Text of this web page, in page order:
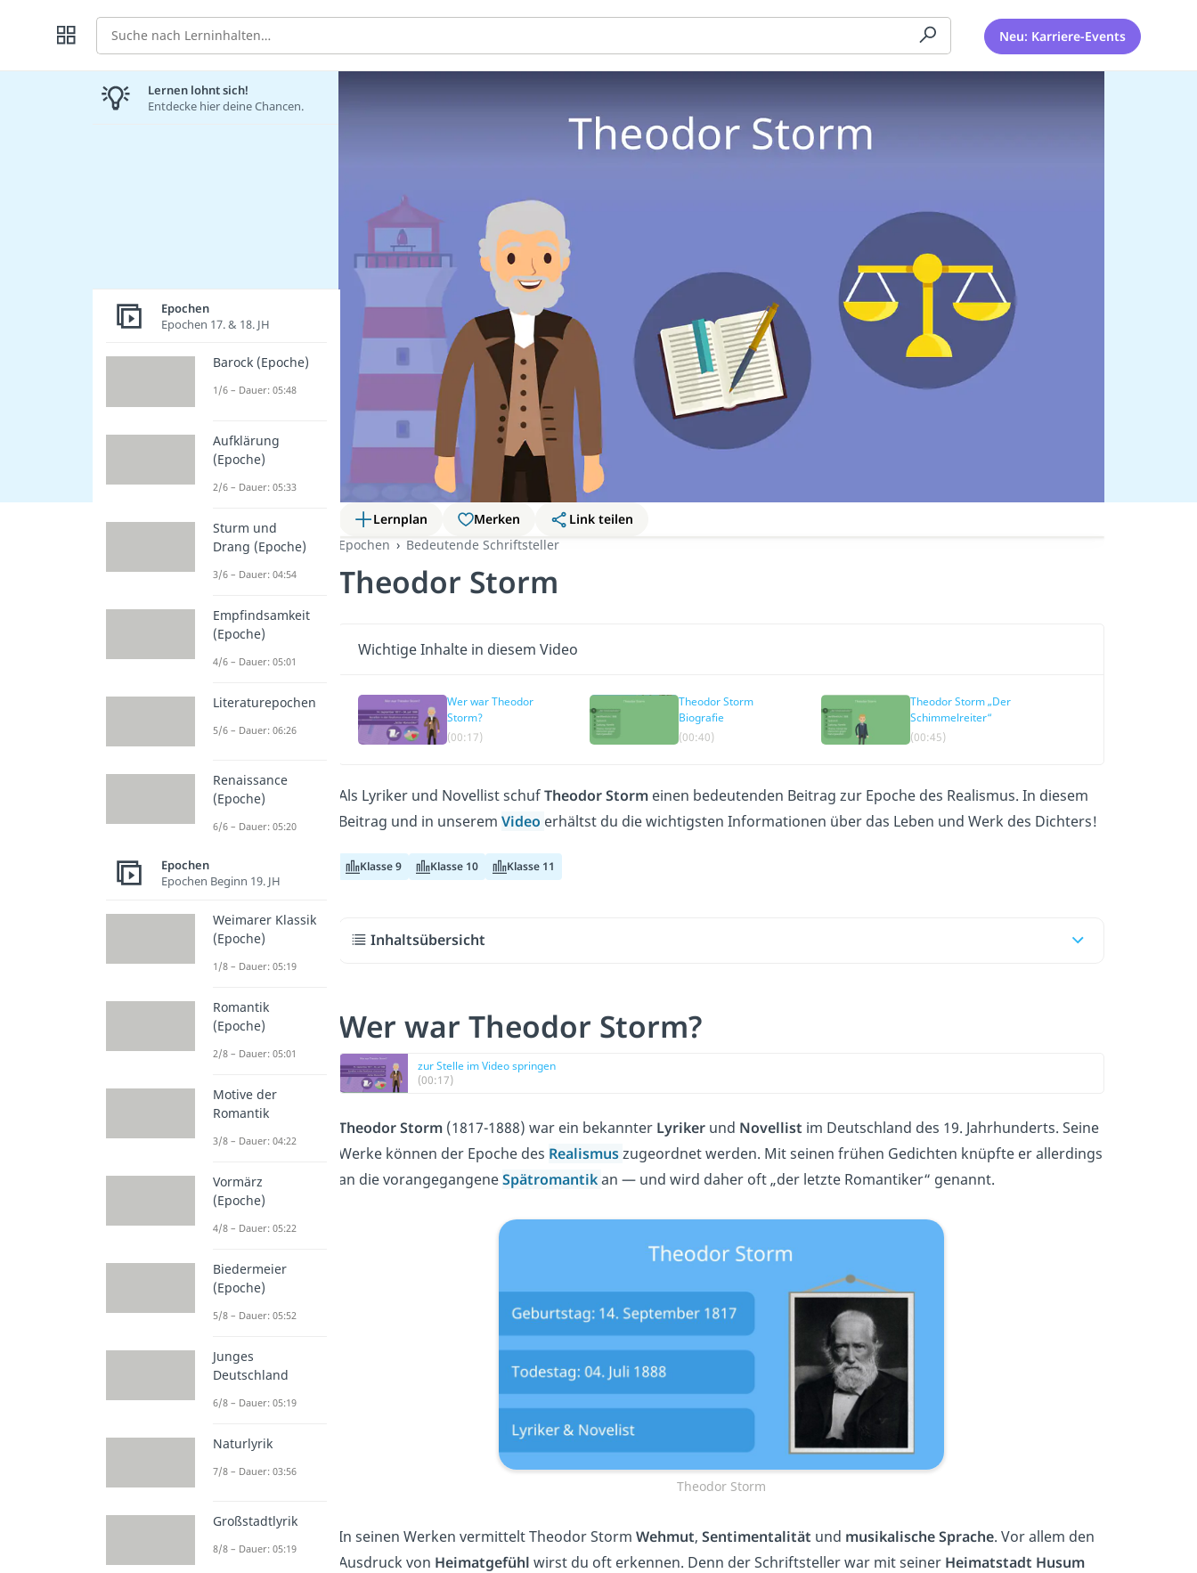
Suche Neu: Karriere-Events
Lernplan Merken
Link teilen
Epochen
Bedeutende Schriftsteller
Theodor Storm
Wichtige Inhalte in diesem Video
Wer war Theodor
Storm?
(00:17)
Theodor Storm
Biografie
(00:40)
Theodor Storm „Der
Schimmelreiter“
(00:45)
Als Lyriker und Novellist schufTheodor Storm einen bedeutenden Beitrag zur Epoche des Realismus. In diesem
Beitrag und in unserem Video erhältst du die wichtigsten Informationen über das Leben und Werk des Dichters!
Klasse 9 Klasse 10 Klasse 11
Inhaltsübersicht
Wer war Theodor Storm?
zur Stelle im Video springen
(00:17)
Theodor Storm (1817-1888) war ein bekannter Lyriker und Novellist im Deutschland des 19. Jahrhunderts. Seine
Werke können der Epoche des Realismuszugeordnet werden. Mit seinen frühen Gedichten knüpfte er allerdings
an die vorangegangeneSpätromantikan — und wird daher oft „der letzte Romantiker“ genannt.
Theodor Storm
In seinen Werken vermittelt Theodor Storm Wehmut, Sentimentalität und musikalische Sprache. Vor allem den
Ausdruck von Heimatgefühl wirst du oft erkennen. Denn der Schriftsteller war mit seiner Heimatstadt Husum
Lernen lohnt sich!
Entdecke hier deine Chancen.
Epochen
Epochen 17. & 18. JH
Barock (Epoche)
1/6 – Dauer: 05:48
Aufklärung
(Epoche)
2/6 – Dauer: 05:33
Sturm und
Drang (Epoche)
3/6 – Dauer: 04:54
Empfindsamkeit
(Epoche)
4/6 – Dauer: 05:01
Literaturepochen
5/6 – Dauer: 06:26
Renaissance
(Epoche)
6/6 – Dauer: 05:20
Epochen
Epochen Beginn 19. JH
Weimarer Klassik
(Epoche)
1/8 – Dauer: 05:19
Romantik
(Epoche)
2/8 – Dauer: 05:01
Motive der
Romantik
3/8 – Dauer: 04:22
Vormärz
(Epoche)
4/8 – Dauer: 05:22
Biedermeier
(Epoche)
5/8 – Dauer: 05:52
Junges
Deutschland
6/8 – Dauer: 05:19
Naturlyrik
7/8 – Dauer: 03:56
Großstadtlyrik
8/8 – Dauer: 05:19